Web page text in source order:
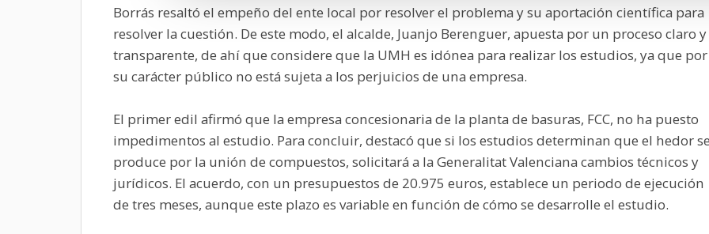
Borrás resaltó el empeño del ente local por resolver el problema y su aportación científica para
resolver la cuestión. De este modo, el alcalde, Juanjo Berenguer, apuesta por un proceso claro y
transparente, de ahí que considere que la UMH es idónea para realizar los estudios, ya que por
su carácter público no está sujeta a los perjuicios de una empresa.
El primer edil afirmó que la empresa concesionaria de la planta de basuras, FCC, no ha puesto
impedimentos al estudio. Para concluir, destacó que si los estudios determinan que el hedor se
produce por la unión de compuestos, solicitará a la Generalitat Valenciana cambios técnicos y
jurídicos. El acuerdo, con un presupuestos de 20.975 euros, establece un periodo de ejecución
de tres meses, aunque este plazo es variable en función de cómo se desarrolle el estudio.